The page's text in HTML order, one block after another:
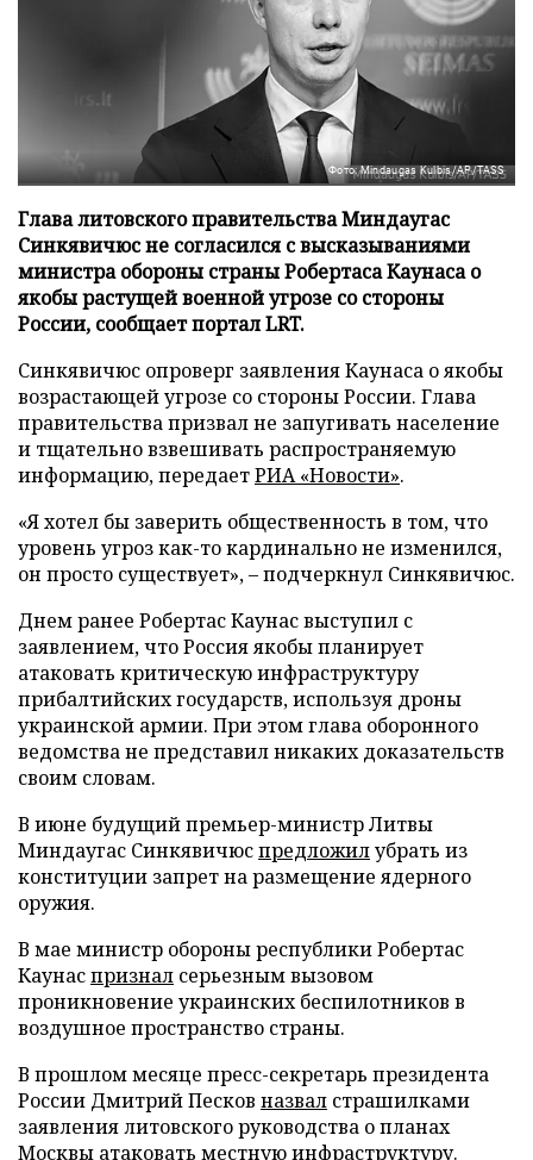
Фото: Mindaugas Kulbis/AP/TASS
Глава литовского правительства Миндаугас
Синкявичюс не согласился с высказываниями
министра обороны страны Робертаса Каунаса о
якобы растущей военной угрозе со стороны
России, сообщает портал LRT.
Синкявичюс опроверг заявления Каунаса о якобы
возрастающей угрозе со стороны России. Глава
правительства призвал не запугивать население
и тщательно взвешивать распространяемую
информацию, передаетРИА «Новости».
«Я хотел бы заверить общественность в том, что
уровень угроз как-то кардинально не изменился,
он просто существует», – подчеркнул Синкявичюс.
Днем ранее Робертас Каунас выступил с
заявлением, что Россия якобы планирует
атаковать критическую инфраструктуру
прибалтийских государств, используя дроны
украинской армии. При этом глава оборонного
ведомства не представил никаких доказательств
своим словам.
В июне будущий премьер-министр Литвы
Миндаугас Синкявичюспредложилубрать из
конституции запрет на размещение ядерного
оружия.
В мае министр обороны республики Робертас
Каунаспризнал серьезным вызовом
проникновение украинских беспилотников в
воздушное пространство страны.
В прошлом месяце пресс-секретарь президента
России Дмитрий Песков назвал страшилками
заявления литовского руководства о планах
Москвы атаковать местную инфраструктуру.